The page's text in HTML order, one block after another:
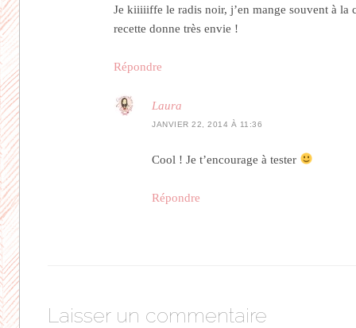
Je kiiiiiffe le radis noir, j’en mange souvent à la
recette donne très envie !
Répondre
Laura
JANVIER 22, 2014 À 11:36
Cool ! Je t’encourage à tester
Répondre
Laisser un commentaire